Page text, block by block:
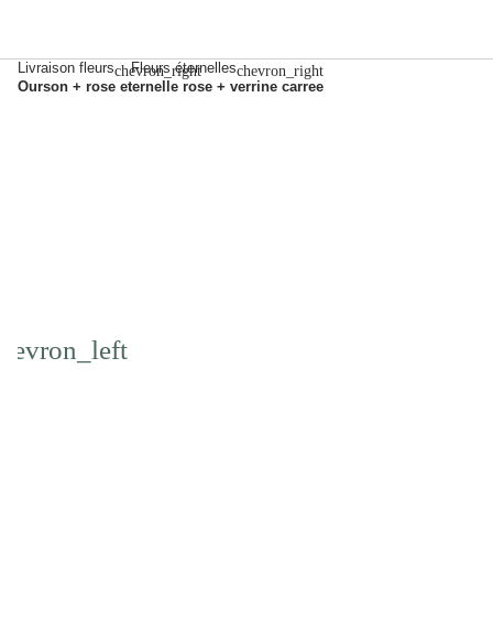
Livraison fleurschevron_right
Fleurs éternelleschevron_right
Ourson + rose eternelle rose + verrine carree
Previous